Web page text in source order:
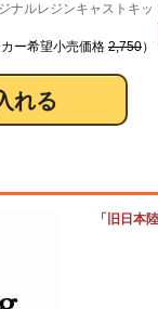
ナルレジンキャストキッ
カー希望小売価格 2,750）
「旧日本